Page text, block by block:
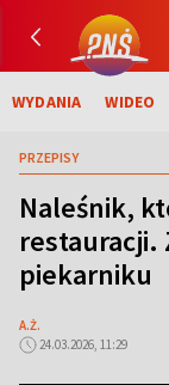
WYDANIA WIDEO
PRZEPISY
Naleśnik,
restauracji.
piekarniku
A.Ż.
24.03.2026, 11:29